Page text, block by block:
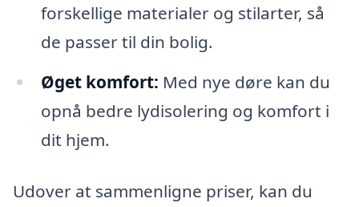
forskellige materialer og stilarter, så
de passer til din bolig.
Øget komfort: Med nye døre kan du
opnå bedre lydisolering og komfort i
dit hjem.
Udover at sammenligne priser, kan du